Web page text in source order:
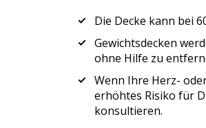
Die Decke kann bei
Gewichtsdecken
ohne Hilfe zu
Wenn Ihre Herz-
erhöhtes Risiko für
konsultieren.